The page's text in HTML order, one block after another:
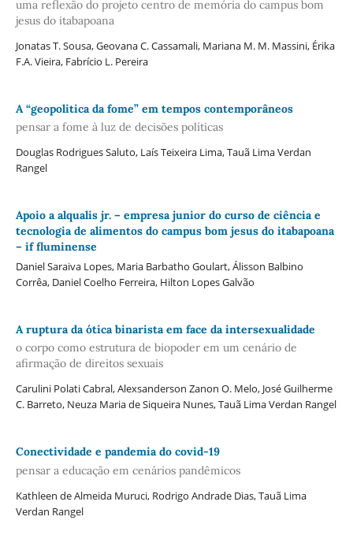
uma reflexão do projeto centro de memória do campus bom
jesus do itabapoana
Jonatas T. Sousa, Geovana C. Cassamali, Mariana M. M. Massini, Érika
F.A. Vieira, Fabrício L. Pereira
A “geopolitica da fome” em tempos contemporâneos
pensar a fome à luz de decisões políticas
Douglas Rodrigues Saluto, Laís Teixeira Lima, Tauã Lima Verdan
Rangel
Apoio a alqualis jr. – empresa junior do curso de ciência e
tecnologia de alimentos do campus bom jesus do itabapoana
– if fluminense
Daniel Saraiva Lopes, Maria Barbatho Goulart, Álisson Balbino
Corrêa, Daniel Coelho Ferreira, Hilton Lopes Galvão
A ruptura da ótica binarista em face da intersexualidade
o corpo como estrutura de biopoder em um cenário de
afirmação de direitos sexuais
Carulini Polati Cabral, Alexsanderson Zanon O. Melo, José Guilherme
C. Barreto, Neuza Maria de Siqueira Nunes, Tauã Lima Verdan Rangel
Conectividade e pandemia do covid-19
pensar a educação em cenários pandêmicos
Kathleen de Almeida Muruci, Rodrigo Andrade Dias, Tauã Lima
Verdan Rangel